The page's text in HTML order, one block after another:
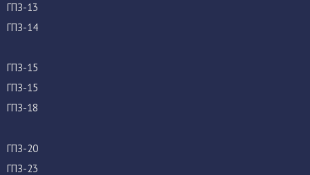
ГПЗ-13
ГПЗ-14
ГПЗ-15
ГПЗ-15
ГПЗ-18
ГПЗ-20
ГПЗ-23